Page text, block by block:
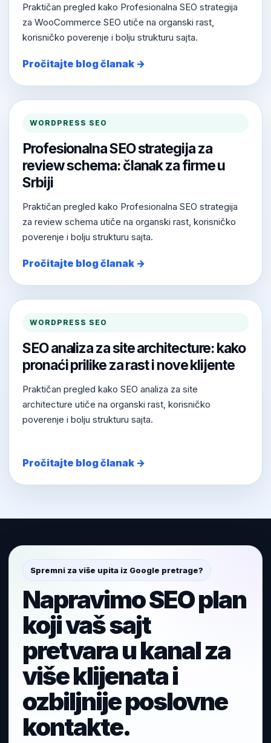
Praktičan pregled kako Profesionalna SEO strategija
za WooCommerce SEO utiče na organski rast,
korisničko poverenje i bolju strukturu sajta.
Pročitajte blog članak →
WORDPRESS SEO
Profesionalna SEO strategija za
review schema: članak za firme u
Srbiji
Praktičan pregled kako Profesionalna SEO strategija
za review schema utiče na organski rast, korisničko
poverenje i bolju strukturu sajta.
Pročitajte blog članak →
WORDPRESS SEO
SEO analiza za site architecture: kako
pronaći prilike za rast i nove klijente
Praktičan pregled kako SEO analiza za site
architecture utiče na organski rast, korisničko
poverenje i bolju strukturu sajta.
Pročitajte blog članak →
Spremni za više upita iz Google pretrage?
Napravimo SEO plan
koji vaš sajt
pretvara u kanal za
više klijenata i
ozbiljnije poslovne
kontakte.